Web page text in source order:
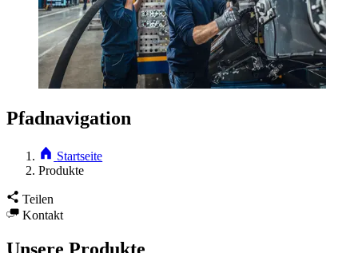
Pfadnavigation
Startseite
Produkte
Teilen
Kontakt